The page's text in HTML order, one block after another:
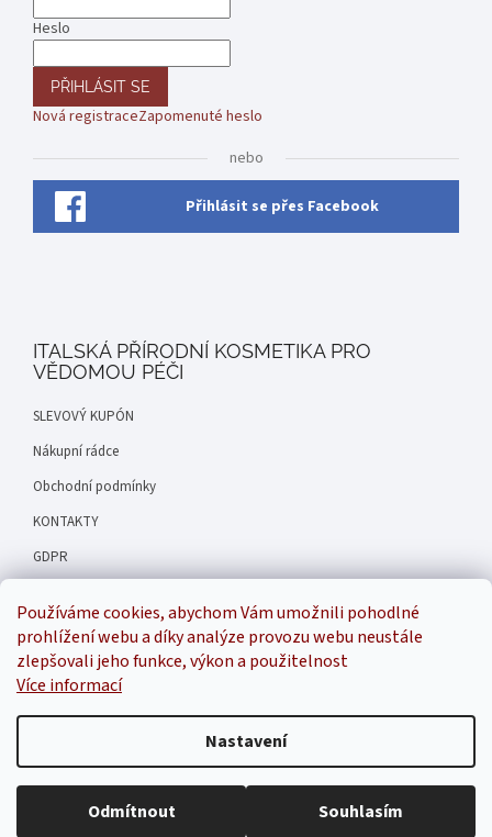
Používáme cookies, abychom Vám umožnili pohodlné
prohlížení webu a díky analýze provozu webu neustále
zlepšovali jeho funkce, výkon a použitelnost
Více informací
Nastavení
Odmítnout Souhlasím
Heslo
PŘIHLÁSIT SE
Nová registraceZapomenuté heslo
nebo
Přihlásit se přes Facebook
ITALSKÁ PŘÍRODNÍ KOSMETIKA PRO
VĚDOMOU PÉČI
SLEVOVÝ KUPÓN
Nákupní rádce
Obchodní podmínky
KONTAKTY
GDPR
Náš příběh
Inspirala